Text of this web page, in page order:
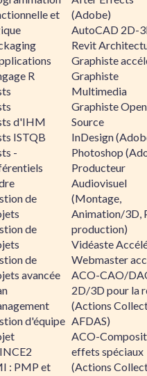
et
R
d'IHM
ISTQB
-
de
de
de
avancée
d'équipe
: PMP et
(Adobe)
AutoCAD 2D-
Revit
Graphiste
Graphiste
Multimedia
Graphiste Open
Source
InDesign
Photoshop
Producteur
Audiovisuel
(Montage,
Animation/3D,
production)
Vidéaste
Webmaster
ACO-CAO/
2D/3D pour la
(Actions
AFDAS)
ACO-
effets spéciaux
(Actions